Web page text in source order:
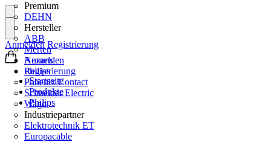
Premium
DEHN
Hersteller
ABB
Merten
Nexans
Philips
Phoenix Contact
Schneider Electric
Wago
Industriepartner
Elektrotechnik ET
Europacable
Anmelden
Registrierung
Anmelden Registrierung
Startseite
Produkte
Philips